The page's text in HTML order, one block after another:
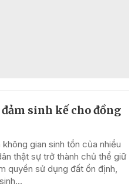
sinh kế cho đồng
gian sinh tồn của nhiều
thật sự trở thành chủ thể giữ
quyền sử dụng đất ổn định,